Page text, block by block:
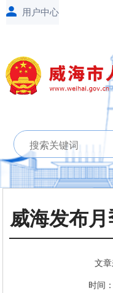
威海发布
文
时间